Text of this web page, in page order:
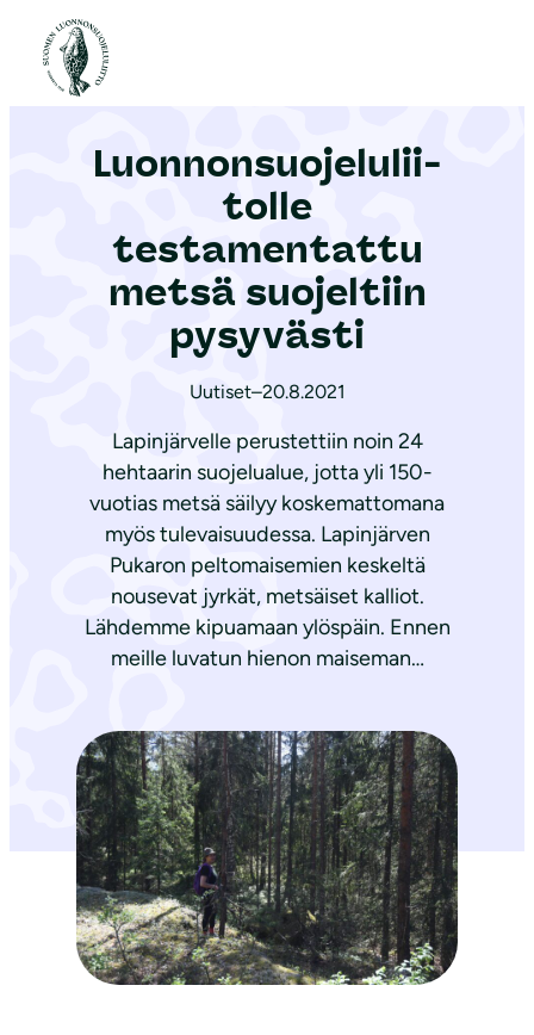
Etusivu
Luon­non­suo­je­lu­lii­
tol­le
testamentattu
metsä suojeltiin
pysyvästi
Uutiset–20.8.2021
Lapinjärvelle perustettiin noin 24
hehtaarin suojelualue, jotta yli 150-
vuotias metsä säilyy koskemattomana
myös tulevaisuudessa. Lapinjärven
Pukaron peltomaisemien keskeltä
nousevat jyrkät, metsäiset kalliot.
Lähdemme kipuamaan ylöspäin. Ennen
meille luvatun hienon maiseman…